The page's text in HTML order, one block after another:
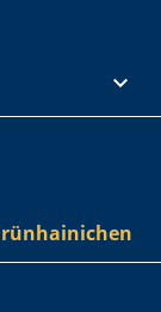
